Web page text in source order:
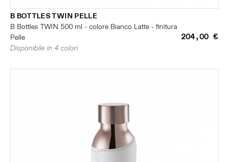
B BOTTLES TWIN PELLE
B Bottles TWIN 500 ml - colore Bianco Latte - finitura
Pelle
204,00 €
Disponibile in 4 colori